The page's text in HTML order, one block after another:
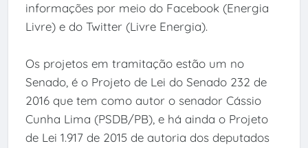
informações por meio do Facebook (Energia
Livre) e do Twitter (Livre Energia).
Os projetos em tramitação estão um no
Senado, é o Projeto de Lei do Senado 232 de
2016 que tem como autor o senador Cássio
Cunha Lima (PSDB/PB), e há ainda o Projeto
de Lei 1.917 de 2015 de autoria dos deputados